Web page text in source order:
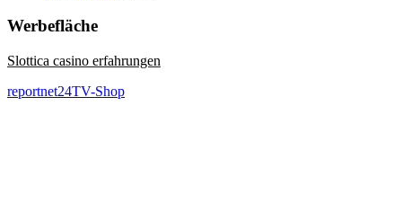
Werbefläche
Slottica casino erfahrungen
reportnet24TV-Shop